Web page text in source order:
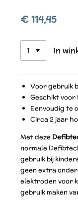
€ 114,45
In
Voor gebruik
Geschikt voor
Eenvoudig te
Circa 2 jaar
Met deze
normale
gebruik bij
geen extra
elektroden voor
gebruik maken